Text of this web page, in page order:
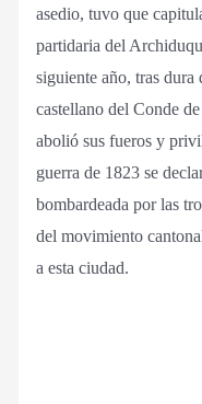
asedio, tuvo que
partidaria del
siguiente año, tras
castellano del Conde
abolió sus fueros y
guerra de 1823 se
bombardeada por las
del movimiento
a esta ciudad.